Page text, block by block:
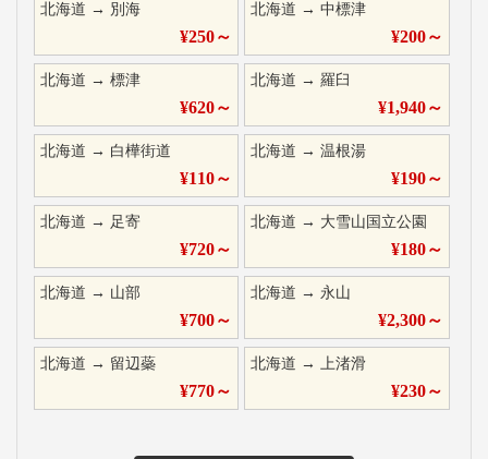
北海道 → 別海
¥250～
北海道 →中標津
¥200～
北海道 → 標津
¥620～
北海道 →羅臼
¥1,940～
北海道 → 白樺街道
¥110～
北海道 →温根湯
¥190～
北海道 → 足寄
¥720～
北海道 → 大雪山国立公園
¥180～
北海道 → 山部
¥700～
北海道 → 永山
¥2,300～
北海道 → 留辺蘂
¥770～
北海道 →上渚滑
¥230～